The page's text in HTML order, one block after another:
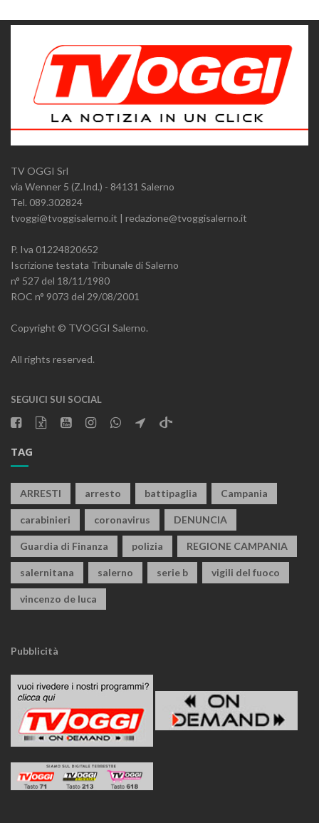
TV OGGI Srl
via Wenner 5 (Z.Ind.) - 84131 Salerno
Tel. 089.302824
tvoggi@tvoggisalerno.it | redazione@tvoggisalerno.it
P. Iva 01224820652
Iscrizione testata Tribunale di Salerno
n° 527 del 18/11/1980
ROC n° 9073 del 29/08/2001
Copyright © TVOGGI Salerno.
All rights reserved.
SEGUICI SUI SOCIAL
TAG
ARRESTI arresto battipaglia Campania
carabinieri coronavirus DENUNCIA
Guardia di Finanza polizia REGIONE CAMPANIA
salernitana salerno serie b vigili del fuoco
vincenzo de luca
Pubblicità